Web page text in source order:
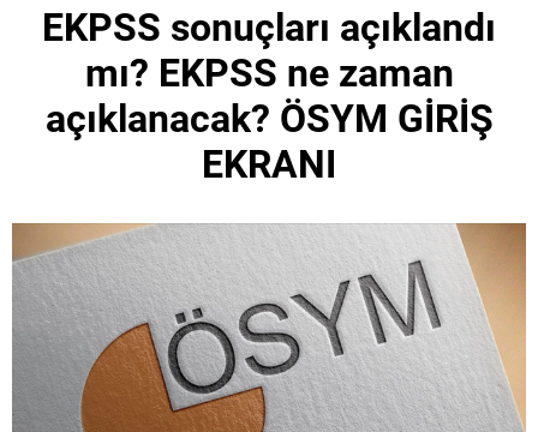
EKPSS sonuçları açıklandı
mı? EKPSS ne zaman
açıklanacak? ÖSYM GİRİŞ
EKRANI